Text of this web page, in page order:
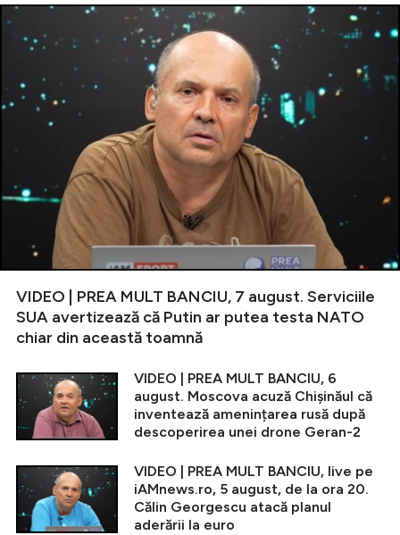
VIDEO | PREA MULT BANCIU, 7 august. Serviciile
SUA avertizează că Putin ar putea testa NATO
chiar din această toamnă
VIDEO | PREA MULT BANCIU, 6
august. Moscova acuză Chișinăul că
inventează amenințarea rusă după
descoperirea unei drone Geran-2
VIDEO | PREA MULT BANCIU, live pe
iAMnews.ro, 5 august, de la ora 20.
Călin Georgescu atacă planul
aderării la euro